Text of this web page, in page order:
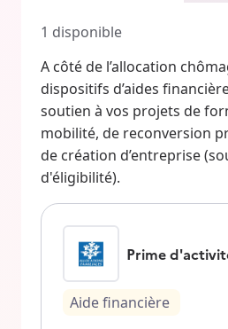
1 disponible
A côté de l’allocation
dispositifs d’aides
soutien à vos projets de
mobilité, de reconversion
de création d’entreprise
d'éligibilité).
Prime
Aide financière